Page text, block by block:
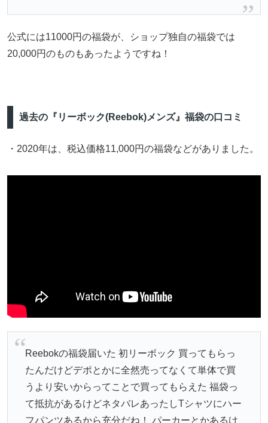
公式には11000円の福袋が、ショップ独自の福袋では
20,000円のものもあったようですね！
過去の『リーボック(Reebok)メンズ』福袋の口コミ
・2020年は、税込価格11,000円の福袋などがありました。
Reebokの福袋届いた 初リーボック 買ってもらっ
たんだけどデポとかに全然売ってなくて単体で買
うより安いからってことで買ってもらえた 福袋っ
て抵抗があるけどネタバレあったしTシャツにハー
フパンツあるから充分だね！ パーカーとかあるけ